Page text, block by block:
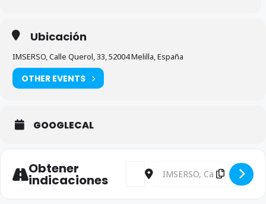
Ubicación
IMSERSO, Calle Querol, 33, 52004 Melilla, España
OTHER EVENTS
GOOGLECAL
Obtener
indicaciones
Address - Convocatoria Comisión
Destination Address -